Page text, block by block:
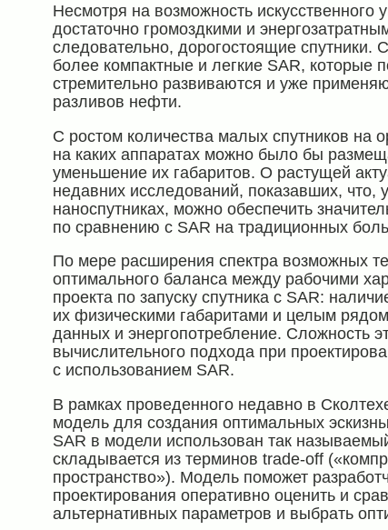
Несмотря на возможность
достаточно громоздкими и
следовательно, дорогостоящие спутники.
более компактные и легкие SAR, которые
стремительно развиваются и уже
разливов нефти.
С ростом количества малых спутников на
на каких аппаратах можно было бы
уменьшение их габаритов. О растущей
недавних исследований, показавших, что,
наноспутниках, можно обеспечить
по сравнению с SAR на традиционных
По мере расширения спектра возможных
оптимального баланса между рабочими
проекта по запуску спутника с SAR:
их физическими габаритами и целым рядом
данных и энергопотребление. Сложность
вычислительного подхода при
с использованием SAR.
В рамках проведенного недавно в
модель для создания оптимальных
SAR в модели использован так
складывается из терминов trade-off
пространство»). Модель поможет
проектирования оперативно оценить и
альтернативных параметров и выбрать